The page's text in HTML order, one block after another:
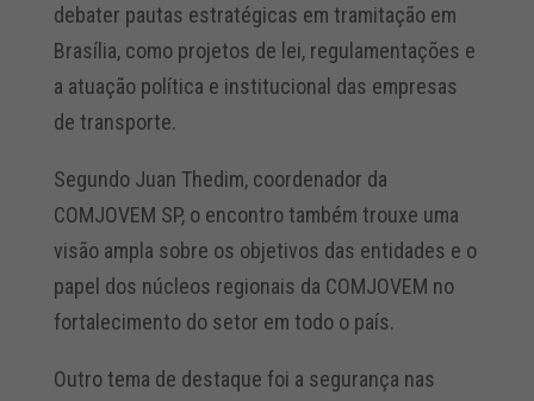
debater pautas estratégicas em tramitação em
Brasília, como projetos de lei, regulamentações e
a atuação política e institucional das empresas
de transporte.
Segundo Juan Thedim, coordenador da
COMJOVEM SP, o encontro também trouxe uma
visão ampla sobre os objetivos das entidades e o
papel dos núcleos regionais da COMJOVEM no
fortalecimento do setor em todo o país.
Outro tema de destaque foi a segurança nas